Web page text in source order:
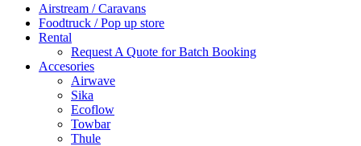
Airstream / Caravans
Foodtruck / Pop up store
Rental
Request A Quote for Batch Booking
Accesories
Airwave
Sika
Ecoflow
Towbar
Thule